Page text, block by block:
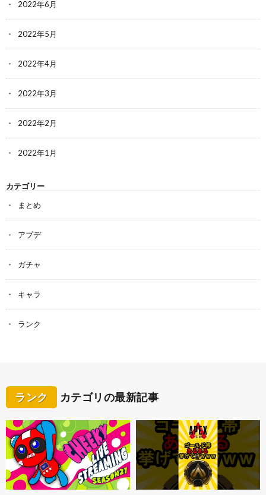
2022年6月
2022年5月
2022年4月
2022年3月
2022年2月
2022年1月
カテゴリー
まとめ
アプデ
ガチャ
キャラ
ランク
ランク カテゴリの最新記事